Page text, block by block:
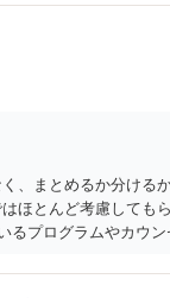
、まとめるか分ける
ほとんど考慮しても
るプログラムやカウ
あるものでなければ